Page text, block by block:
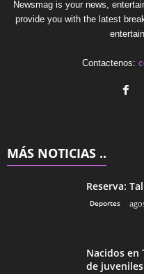
Newsmag is your news,
provide you with the latest
Contactenos:
MÁS NOTICIAS ..
Reserva:
Deportes
Nacidos en
de